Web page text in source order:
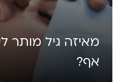
מאיזה גיל מותר
אף?